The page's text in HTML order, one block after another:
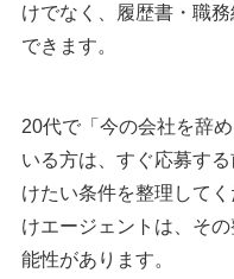
けでなく、履歴書・職
できます。
20代で「今の会社を辞
いる方は、すぐ応募す
けたい条件を整理して
けエージェントは、そ
能性があります。